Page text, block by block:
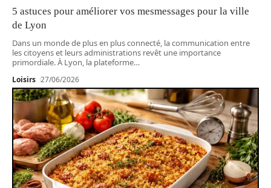
5 astuces pour améliorer vos mesmessages pour la ville
de Lyon
Dans un monde de plus en plus connecté, la communication entre
les citoyens et leurs administrations revêt une importance
primordiale. À Lyon, la plateforme…
Loisirs 27/06/2026